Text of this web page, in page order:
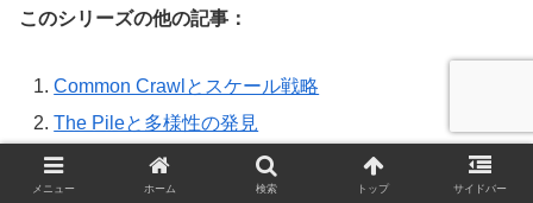
このシリーズの他の記事：
Common Crawlとスケール戦略
The Pileと多様性の発見
Dolmaと前処理の体系化
FineWebと学習効率の最前線
メニュー ホーム 検索 トップ サイドバー